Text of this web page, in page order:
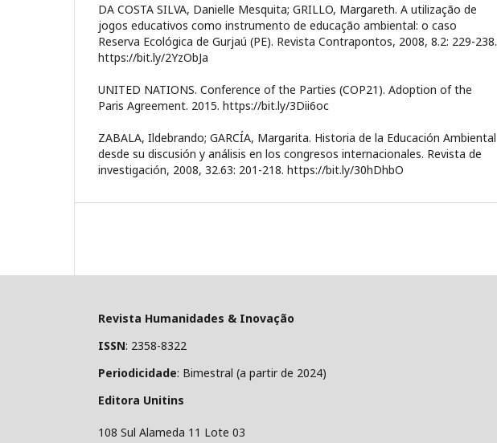
DA COSTA SILVA, Danielle Mesquita; GRILLO, Margareth. A utilização de
jogos educativos como instrumento de educação ambiental: o caso
Reserva Ecológica de Gurjaú (PE). Revista Contrapontos, 2008, 8.2: 229-238.
https://bit.ly/2YzObJa
UNITED NATIONS. Conference of the Parties (COP21). Adoption of the
Paris Agreement. 2015. https://bit.ly/3Dii6oc
ZABALA, Ildebrando; GARCÍA, Margarita. Historia de la Educación Ambiental
desde su discusión y análisis en los congresos internacionales. Revista de
investigación, 2008, 32.63: 201-218. https://bit.ly/30hDhbO
Revista Humanidades & Inovação
ISSN: 2358-8322
Periodicidade: Bimestral (a partir de 2024)
Editora Unitins
108 Sul Alameda 11 Lote 03